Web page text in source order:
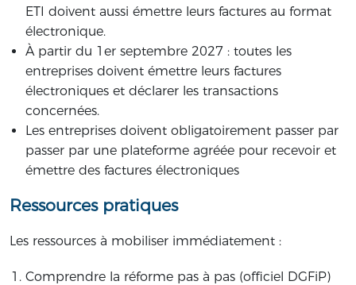
ETI doivent aussi émettre leurs factures au format
électronique.
À partir du 1er septembre 2027 : toutes les
entreprises doivent émettre leurs factures
électroniques et déclarer les transactions
concernées.
Les entreprises doivent obligatoirement passer par
passer par une plateforme agréée pour recevoir et
émettre des factures électroniques
Ressources pratiques
Les ressources à mobiliser immédiatement :
Comprendre la réforme pas à pas (officiel DGFiP)